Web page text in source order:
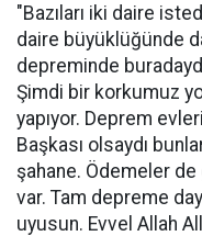
"Bazıları iki daire
daire büyüklüğünde
depreminde
Şimdi bir korkumuz
yapıyor. Deprem
Başkası olsaydı
şahane. Ödemeler
var. Tam depreme
uyusun. Evvel Allah